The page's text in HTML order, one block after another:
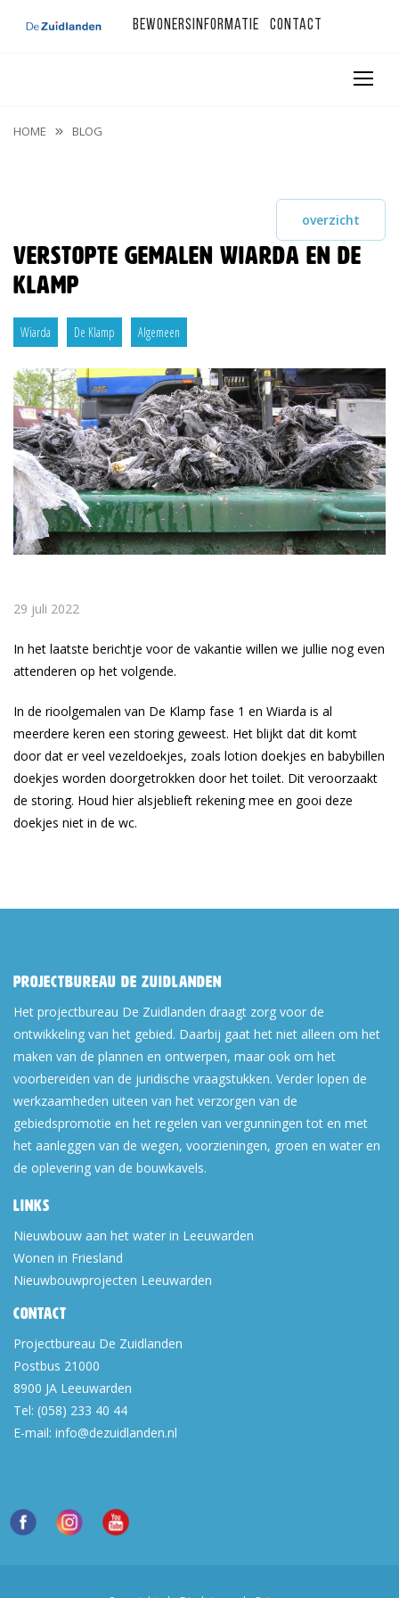
Bewonersinformatie Contact
HOME BLOG
overzicht
Verstopte gemalen Wiarda en De
Klamp
Wiarda De Klamp Algemeen
29 juli 2022
In het laatste berichtje voor de vakantie willen we jullie nog even
attenderen op het volgende.
In de rioolgemalen van De Klamp fase 1 en Wiarda is al
meerdere keren een storing geweest. Het blijkt dat dit komt
door dat er veel vezeldoekjes, zoals lotion doekjes en babybillen
doekjes worden doorgetrokken door het toilet. Dit veroorzaakt
de storing. Houd hier alsjeblieft rekening mee en gooi deze
doekjes niet in de wc.
Projectbureau De Zuidlanden
Het projectbureau De Zuidlanden draagt zorg voor de
ontwikkeling van het gebied. Daarbij gaat het niet alleen om het
maken van de plannen en ontwerpen, maar ook om het
voorbereiden van de juridische vraagstukken. Verder lopen de
werkzaamheden uiteen van het verzorgen van de
gebiedspromotie en het regelen van vergunningen tot en met
het aanleggen van de wegen, voorzieningen, groen en water en
de oplevering van de bouwkavels.
Links
Nieuwbouw aan het water in Leeuwarden
Wonen in Friesland
Nieuwbouwprojecten Leeuwarden
Contact
Projectbureau De Zuidlanden
Postbus 21000
8900 JA Leeuwarden
Tel: (058) 233 40 44
E-mail: info@dezuidlanden.nl